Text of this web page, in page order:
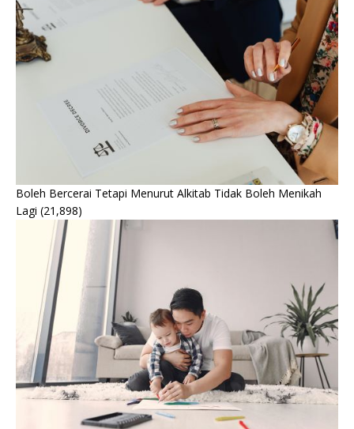
Boleh Bercerai Tetapi Menurut Alkitab Tidak Boleh Menikah
Lagi (21,898)